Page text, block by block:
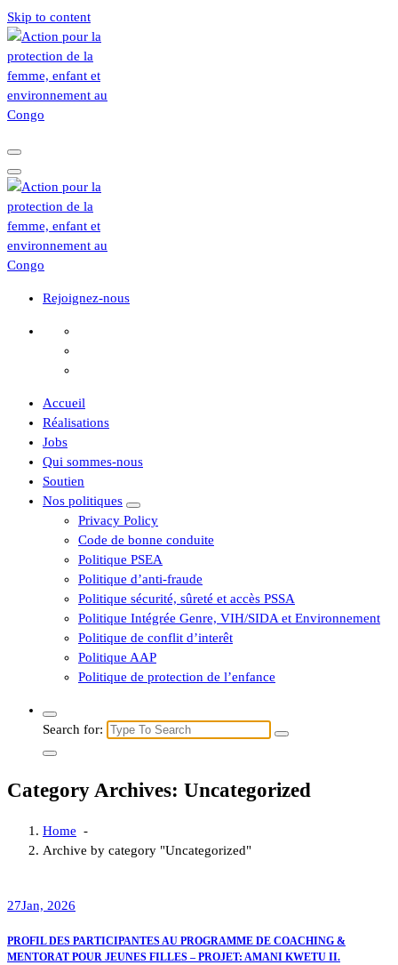
Skip to content
Rejoignez-nous
Accueil
Réalisations
Jobs
Qui sommes-nous
Soutien
Nos politiques
Privacy Policy
Code de bonne conduite
Politique PSEA
Politique d’anti-fraude
Politique sécurité, sûreté et accès PSSA
Politique Intégrée Genre, VIH/SIDA et Environnement
Politique de conflit d’interêt
Politique AAP
Politique de protection de l’enfance
Search for:
Category Archives: Uncategorized
Home -
Archive by category "Uncategorized"
27Jan, 2026
PROFIL DES PARTICIPANTES AU PROGRAMME DE COACHING &
MENTORAT POUR JEUNES FILLES – PROJET: AMANI KWETU II.